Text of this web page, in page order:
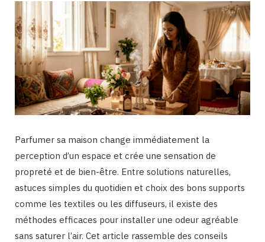
Parfumer sa maison change immédiatement la
perception d’un espace et crée une sensation de
propreté et de bien-être. Entre solutions naturelles,
astuces simples du quotidien et choix des bons supports
comme les textiles ou les diffuseurs, il existe des
méthodes efficaces pour installer une odeur agréable
sans saturer l’air. Cet article rassemble des conseils